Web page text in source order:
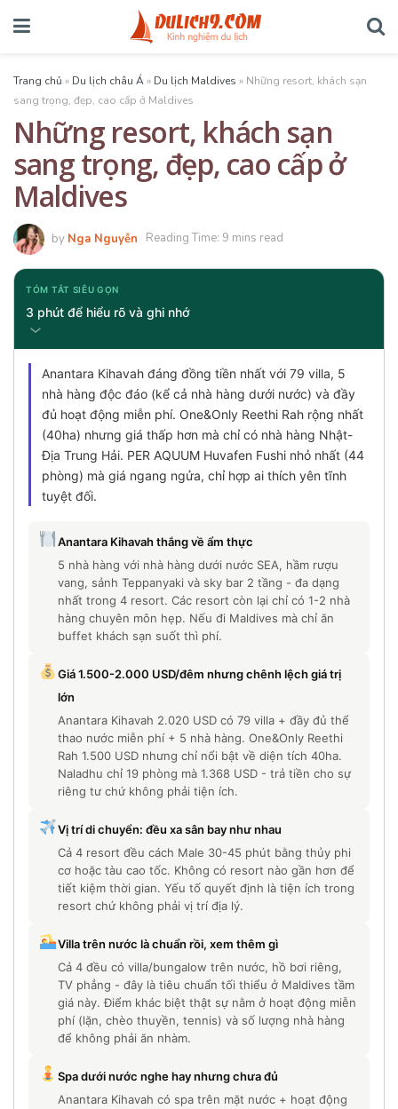
Trang chủ » Du lịch châu Á » Du lịch Maldives » Những resort, khách sạn
sang trọng, đẹp, cao cấp ở Maldives
Những resort, khách sạn
sang trọng, đẹp, cao cấp ở
Maldives
by Nga Nguyễn Reading Time: 9 mins read
TÓM TẮT SIÊU GỌN
3 phút để hiểu rõ và ghi nhớ
Anantara Kihavah đáng đồng tiền nhất với 79 villa, 5
nhà hàng độc đáo (kể cả nhà hàng dưới nước) và đầy
đủ hoạt động miễn phí. One&Only Reethi Rah rộng nhất
(40ha) nhưng giá thấp hơn mà chỉ có nhà hàng Nhật-
Địa Trung Hải. PER AQUUM Huvafen Fushi nhỏ nhất (44
phòng) mà giá ngang ngửa, chỉ hợp ai thích yên tĩnh
tuyệt đối.
Anantara Kihavah thắng về ẩm thực
5 nhà hàng với nhà hàng dưới nước SEA, hầm rượu
vang, sảnh Teppanyaki và sky bar 2 tầng - đa dạng
nhất trong 4 resort. Các resort còn lại chỉ có 1-2 nhà
hàng chuyên môn hẹp. Nếu đi Maldives mà chỉ ăn
buffet khách sạn suốt thì phí.
Giá 1.500-2.000 USD/đêm nhưng chênh lệch giá trị
lớn
Anantara Kihavah 2.020 USD có 79 villa + đầy đủ thể
thao nước miễn phí + 5 nhà hàng. One&Only Reethi
Rah 1.500 USD nhưng chỉ nổi bật về diện tích 40ha.
Naladhu chỉ 19 phòng mà 1.368 USD - trả tiền cho sự
riêng tư chứ không phải tiện ích.
Vị trí di chuyển: đều xa sân bay như nhau
Cả 4 resort đều cách Male 30-45 phút bằng thủy phi
cơ hoặc tàu cao tốc. Không có resort nào gần hơn để
tiết kiệm thời gian. Yếu tố quyết định là tiện ích trong
resort chứ không phải vị trí địa lý.
Villa trên nước là chuẩn rồi, xem thêm gì
Cả 4 đều có villa/bungalow trên nước, hồ bơi riêng,
TV phẳng - đây là tiêu chuẩn tối thiểu ở Maldives tầm
giá này. Điểm khác biệt thật sự nằm ở hoạt động miễn
phí (lặn, chèo thuyền, tennis) và số lượng nhà hàng
để không phải ăn nhàm.
Spa dưới nước nghe hay nhưng chưa đủ
Anantara Kihavah có spa trên mặt nước + hoạt động